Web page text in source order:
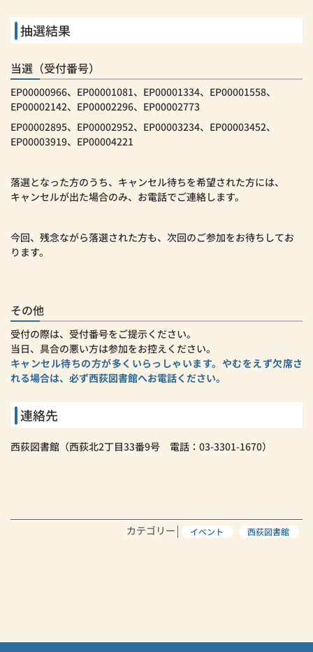
抽選結果
当選（受付番号）
EP00000966、EP00001081、EP00001334、EP00001558、
EP00002142、EP00002296、EP00002773
EP00002895、EP00002952、EP00003234、EP00003452、
EP00003919、EP00004221
落選となった方のうち、キャンセル待ちを希望された方には、
キャンセルが出た場合のみ、お電話でご連絡します。
今回、残念ながら落選された方も、次回のご参加をお待ちしてお
ります。
その他
受付の際は、受付番号をご提示ください。
当日、具合の悪い方は参加をお控えください。
キャンセル待ちの方が多くいらっしゃいます。やむをえず欠席さ
れる場合は、必ず西荻図書館へお電話ください。
連絡先
西荻図書館（西荻北2丁目33番9号 電話：03-3301-1670）
カテゴリー イベント 西荻図書館